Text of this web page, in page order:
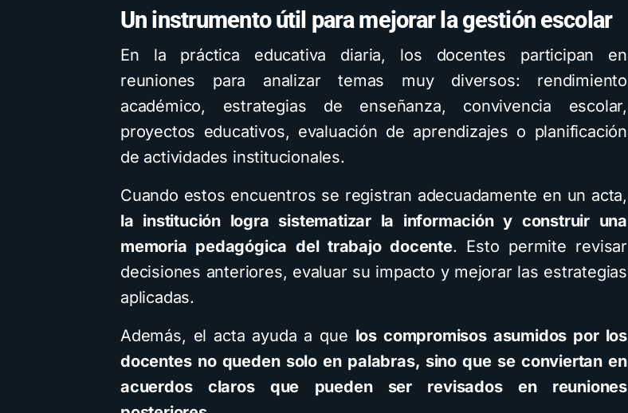
Un instrumento útil para mejorar la gestión escolar
En la práctica educativa diaria, los docentes participan en
reuniones para analizar temas muy diversos: rendimiento
académico, estrategias de enseñanza, convivencia escolar,
proyectos educativos, evaluación de aprendizajes o planificación
de actividades institucionales.
Cuando estos encuentros se registran adecuadamente en un acta,
la institución logra sistematizar la información y construir una
memoria pedagógica del trabajo docente. Esto permite revisar
decisiones anteriores, evaluar su impacto y mejorar las estrategias
aplicadas.
Además, el acta ayuda a que los compromisos asumidos por los
docentes no queden solo en palabras, sino que se conviertan en
acuerdos claros que pueden ser revisados en reuniones